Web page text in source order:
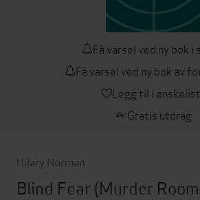
Få varsel ved ny bok i
Få varsel ved ny bok av
Legg til i
Gratis utdrag
Hilary Norman
Blind Fear(Murder